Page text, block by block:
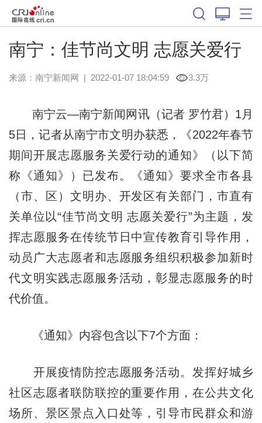
南宁：佳节尚文明 志愿关爱行
来源： 南宁新闻网 | 2022-01-07 18:04:59 3.3万
南宁云—南宁新闻网讯（记者 罗竹君）1月
5日，记者从南宁市文明办获悉，《2022年春节
期间开展志愿服务关爱行动的通知》（以下简
称《通知》）已发布。《通知》要求全市各县
（市、区）文明办、开发区有关部门，市直有
关单位以“佳节尚文明 志愿关爱行”为主题，发
挥志愿服务在传统节日中宣传教育引导作用，
动员广大志愿者和志愿服务组织积极参加新时
代文明实践志愿服务活动，彰显志愿服务的时
代价值。
《通知》内容包含以下7个方面：
开展疫情防控志愿服务活动。发挥好城乡
社区志愿者联防联控的重要作用，在公共文化
场所、景区景点入口处等，引导市民群众和游